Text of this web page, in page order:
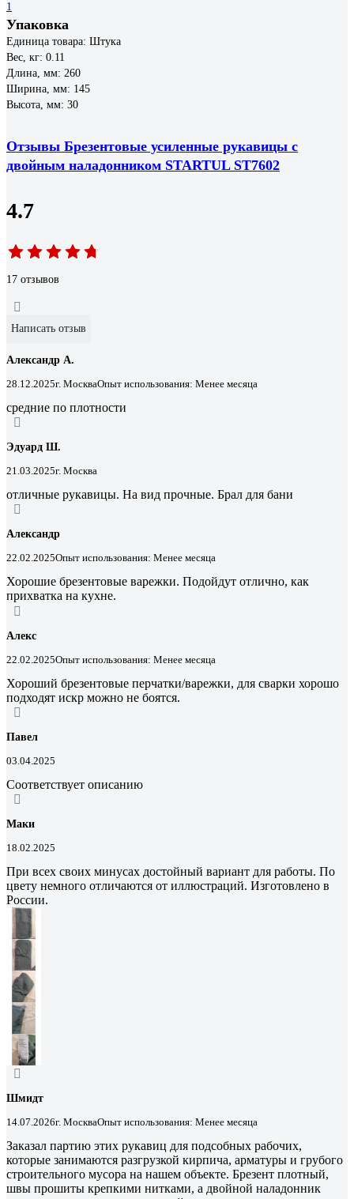
1
Упаковка
Единица товара: Штука
Вес, кг: 0.11
Длина, мм: 260
Ширина, мм: 145
Высота, мм: 30
Отзывы Брезентовые усиленные рукавицы с
двойным наладонником STARTUL ST7602
4.7
17 отзывов
Написать отзыв
Александр А.
28.12.2025г. МоскваОпыт использования: Менее месяца
средние по плотности
Эдуард Ш.
21.03.2025г. Москва
отличные рукавицы. На вид прочные. Брал для бани
Александр
22.02.2025Опыт использования: Менее месяца
Хорошие брезентовые варежки. Подойдут отлично, как
прихватка на кухне.
Алекс
22.02.2025Опыт использования: Менее месяца
Хороший брезентовые перчатки/варежки, для сварки хорошо
подходят искр можно не боятся.
Павел
03.04.2025
Соответствует описанию
Маки
18.02.2025
При всех своих минусах достойный вариант для работы. По
цвету немного отличаются от иллюстраций. Изготовлено в
России.
Шмидт
14.07.2026г. МоскваОпыт использования: Менее месяца
Заказал партию этих рукавиц для подсобных рабочих,
которые занимаются разгрузкой кирпича, арматуры и грубого
строительного мусора на нашем объекте. Брезент плотный,
швы прошиты крепкими нитками, а двойной наладонник